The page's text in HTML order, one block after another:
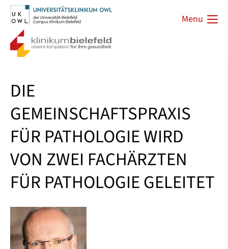
Menu
DIE
GEMEINSCHAFTSPRAXIS
FÜR PATHOLOGIE WIRD
VON ZWEI FACHÄRZTEN
FÜR PATHOLOGIE GELEITET